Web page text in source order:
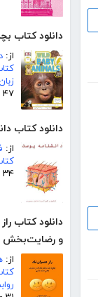
دانلود کتاب
از:
زبان
۴۷ صفحه
دانلود کتاب
از:
۳۴ صفحه
دانلود کتاب
و رضایت‌بخش
از: